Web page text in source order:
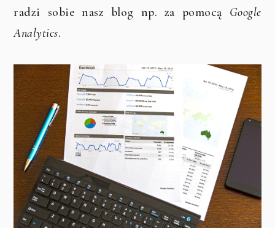
radzi sobie nasz blog np. za pomocą Google
Analytics.